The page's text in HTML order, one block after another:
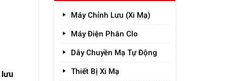
lưu
Máy Chỉnh Lưu (Xi Mạ)
Máy Điện Phân Clo
Dây Chuyền Mạ Tự Động
Thiết Bị Xi Mạ